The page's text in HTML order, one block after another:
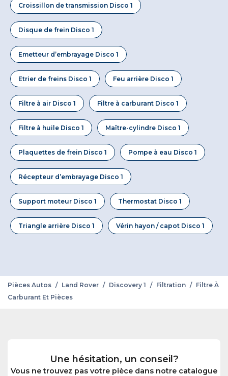
Croissillon de transmission Disco 1
Disque de frein Disco 1
Emetteur d’embrayage Disco 1
Etrier de freins Disco 1 Feu arrière Disco 1
Filtre à air Disco 1 Filtre à carburant Disco 1
Filtre à huile Disco 1 Maître-cylindre Disco 1
Plaquettes de frein Disco 1 Pompe à eau Disco 1
Récepteur d’embrayage Disco 1
Support moteur Disco 1 Thermostat Disco 1
Triangle arrière Disco 1 Vérin hayon / capot Disco 1
Pièces Autos / Land Rover / Discovery 1 / Filtration / Filtre À
Carburant Et Pièces
Une hésitation, un conseil?
Vous ne trouvez pas votre pièce dans notre catalogue